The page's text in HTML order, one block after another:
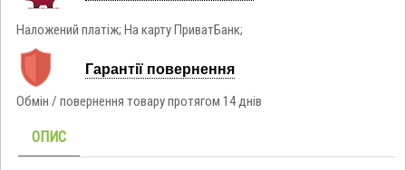
Наложений платіж; На карту ПриватБанк;
Гарантії повернення
Обмін / повернення товару протягом 14 днів
ОПИС